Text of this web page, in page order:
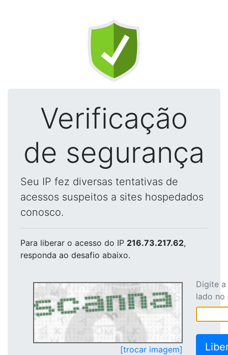
Verificação
de segurança
Seu IP fez diversas tentativas de
acessos suspeitos a sites hospedados
conosco.
Para liberar o acesso do IP 216.73.217.62,
responda ao desafio abaixo.
[trocar imagem]
Digite
lado no